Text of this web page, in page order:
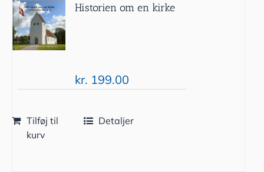
Historien om en kirke
kr. 199.00
Tilføj til
kurv
Detaljer